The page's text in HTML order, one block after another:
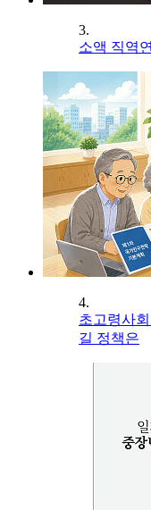
3.
소액 직역
4.
초고령사
길 정책은